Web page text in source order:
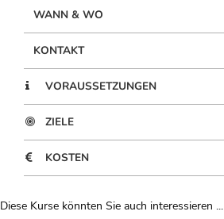
WANN & WO
KONTAKT
VORAUSSETZUNGEN
ZIELE
KOSTEN
Diese Kurse könnten Sie auch interessieren ...